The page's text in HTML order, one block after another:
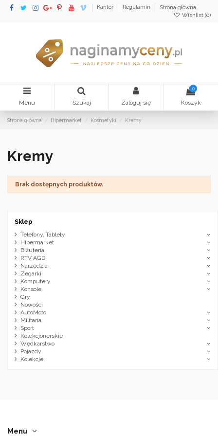
Kantor Regulamin
Strona główna
Wishlist (0)
Menu Szukaj Zaloguj się
0
Koszyk
Strona główna Hipermarket Kosmetyki Kremy
Kremy
Brak dostępnych produktów.
Sklep
Telefony, Tablety
Hipermarket
Biżuteria
RTV AGD
Narzędzia
Zegarki
Komputery
Konsole
Gry
Nowości
AutoMoto
Militaria
Sport
Kolekcjonerskie
Wędkarstwo
Pojazdy
Kolekcje
Menu